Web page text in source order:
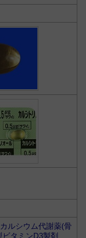
ルシウム代謝薬(骨
ビタミンD3製剤